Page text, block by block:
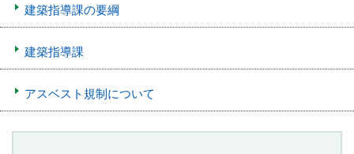
建築指導課の要綱
建築指導課
アスベスト規制について